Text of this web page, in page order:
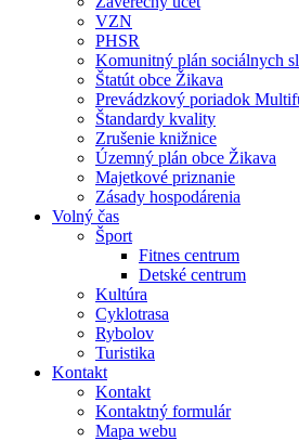
VZN
PHSR
Komunitný plán sociálnych
Štatút obce Žikava
Prevádzkový poriadok
Štandardy kvality
Zrušenie knižnice
Územný plán obce Žikava
Majetkové priznanie
Zásady hospodárenia
Volný čas
Šport
Fitnes centrum
Detské centrum
Kultúra
Cyklotrasa
Rybolov
Turistika
Kontakt
Kontakt
Kontaktný formulár
Mapa webu